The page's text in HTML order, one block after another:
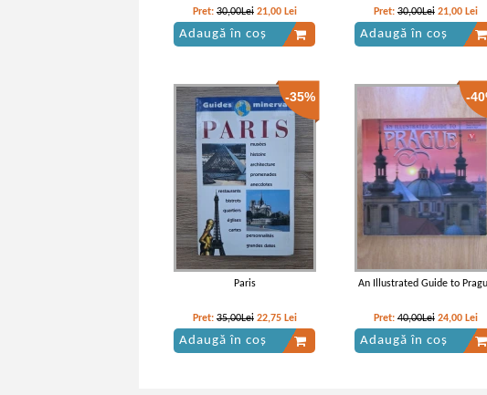
Pret: 30,00Lei 21,00 Lei
Adaugă în coș
Pret:30,00Lei 21,00 Lei
Adaugă în coș
-35%
Paris
Pret: 35,00Lei 22,75 Lei
Adaugă în coș
-
An Illustrated Guide to
Pret:40,00Lei 24,00 Lei
Adaugă în coș